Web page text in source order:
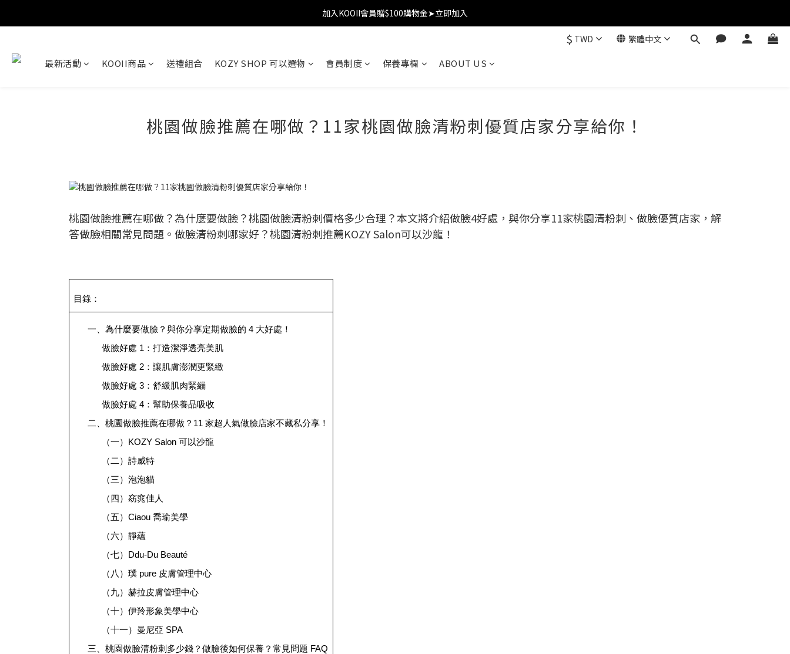
加入KOOII會員贈$100購物金➤立即加入
加入KOOII會員贈$100購物金➤立即加入
加入KOOII會員贈$100購物金➤立即加入
$ TWD 繁體中文
最新活動 KOOII商品 送禮組合 KOZY SHOP 可以選物 會員制度 保養專欄 ABOUT US
桃園做臉推薦在哪做？11家桃園做臉清粉刺優質店家分享給你！
桃園做臉推薦在哪做？為什麼要做臉？桃園做臉清粉刺價格多少合理？本文將介紹做臉4好處，與你分享11家桃園清粉刺、做臉優質店家，解
答做臉相關常見問題。做臉清粉刺哪家好？桃園清粉刺推薦KOZY Salon可以沙龍！
目錄：
一、為什麼要做臉？與你分享定期做臉的 4 大好處！
做臉好處 1：打造潔淨透亮美肌
做臉好處 2：讓肌膚澎潤更緊緻
做臉好處 3：舒緩肌肉緊繃
做臉好處 4：幫助保養品吸收
二、桃園做臉推薦在哪做？11 家超人氣做臉店家不藏私分享！
（一）KOZY Salon 可以沙龍
（二）詩威特
（三）泡泡貓
（四）窈窕佳人
（五）Ciaou 喬瑜美學
（六）靜蘊
（七）Ddu-Du Beauté
（八）璞 pure 皮膚管理中心
（九）赫拉皮膚管理中心
（十）伊羚形象美學中心
（十一）曼尼亞 SPA
三、桃園做臉清粉刺多少錢？做臉後如何保養？常見問題 FAQ